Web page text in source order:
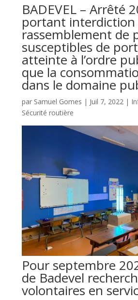
BADEVEL – Arrêté
portant interdiction
rassemblement de
susceptibles de
atteinte à l’ordre
que la
dans le domaine
par Samuel Gomes | Juil 7, 2022|
Sécurité routière
Pour septembre
de Badevel
volontaires en